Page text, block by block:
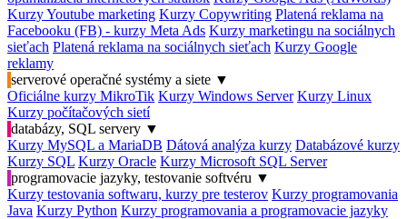
Kurzy Youtube marketing Kurzy Copywriting Platená reklama na
Facebooku (FB) - kurzy Meta Ads Kurzy marketingu na sociálnych
sieťach Platená reklama na sociálnych sieťach Kurzy Google
reklamy
serverové operačné systémy a siete ▼
Oficiálne kurzy MikroTik Kurzy Windows Server Kurzy Linux
Kurzy počítačových sietí
databázy, SQL servery ▼
Kurzy MySQL a MariaDB Dátová analýza kurzy Databázové kurzy
Kurzy SQL Kurzy Oracle Kurzy Microsoft SQL Server
programovacie jazyky, testovanie softvéru ▼
Kurzy testovania softwaru, kurzy pre testerov Kurzy programovania
Java Kurzy Python Kurzy programovania a programovacie jazyky